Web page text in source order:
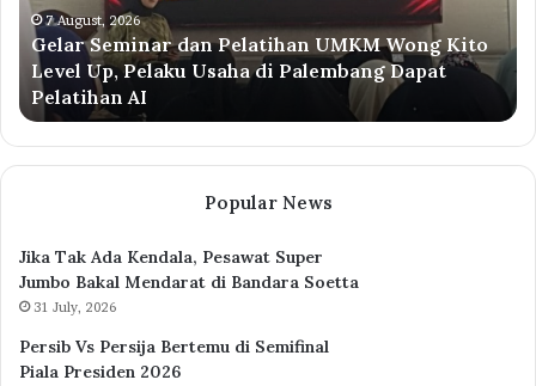
August, 2026
Seminar dan Pelatihan UMKM Wong Kito
Up, Pelaku Usaha di Palembang Dapat
AI
Pesan
Hutan
Merdeka
Hingga
Tiba
Popular News
Jika Tak Ada Kendala, Pesawat Super
Jumbo Bakal Mendarat di Bandara Soetta
31 July, 2026
Persib Vs Persija Bertemu di Semifinal
Piala Presiden 2026